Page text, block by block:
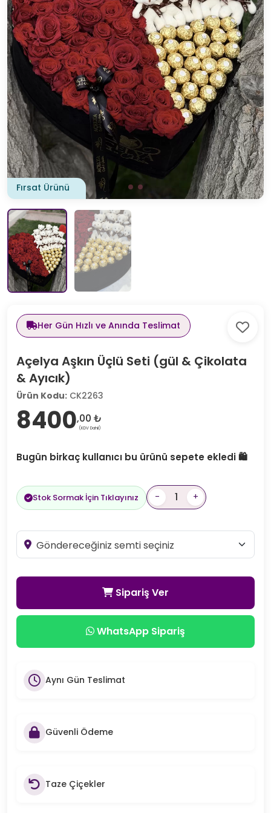
Fırsat Ürünü
Her Gün Hızlı ve Anında Teslimat
Açelya Aşkın Üçlü Seti (gül & Çikolata
& Ayıcık)
Ürün Kodu: CK2263
8400,00 ₺
(KDV Dahil)
Bugün birkaç kullanıcı bu ürünü sepete ekledi 🛍️
Stok Sormak İçin Tıklayınız - +
Sipariş Ver
WhatsApp Sipariş
Aynı Gün Teslimat
Güvenli Ödeme
Taze Çiçekler